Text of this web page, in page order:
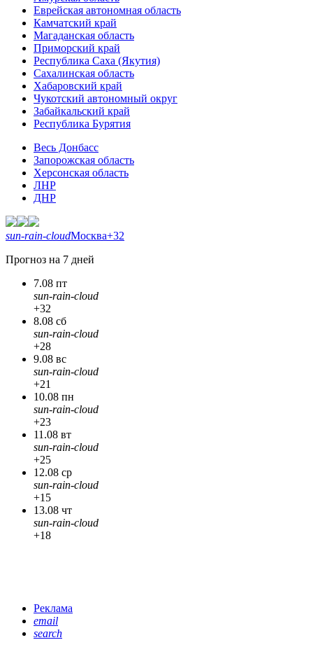
Еврейская автономная область
Камчатский край
Магаданская область
Приморский край
Республика Саха (Якутия)
Сахалинская область
Хабаровский край
Чукотский автономный округ
Забайкальский край
Республика Бурятия
Весь Донбасс
Запорожская область
Херсонская область
ЛНР
ДНР
sun-rain-cloudМосква+32
Прогноз на 7 дней
7.08 пт
sun-rain-cloud
+32
8.08 сб
sun-rain-cloud
+28
9.08 вс
sun-rain-cloud
+21
10.08 пн
sun-rain-cloud
+23
11.08 вт
sun-rain-cloud
+25
12.08 ср
sun-rain-cloud
+15
13.08 чт
sun-rain-cloud
+18
Реклама
email
search